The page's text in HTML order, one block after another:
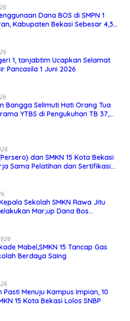
Dana BOS di SMPN 1
Kabupaten Bekasi Sebesar 4,3
1, tanjabtim Ucapkan Selamat
Pancasila 1 Juni 2026
Bangga Selimuti Hati Orang Tua
YTBS di Pengukuhan TB 37,
dan SMKN 15 Kota Bekasi
Sama Pelatihan dan Sertifikasi
Sekolah SMKN Rawa Jitu
Mar,up Dana Bos
Mabel,SMKN 15 Tancap Gas
Berdaya Saing
Pasti Menuju Kampus Impian, 10
15 Kota Bekasi Lolos SNBP